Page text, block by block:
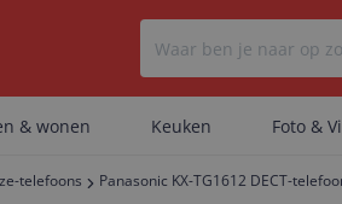
& wonen Keuken Foto &
telefoons Panasonic KX-TG1612 DECT-